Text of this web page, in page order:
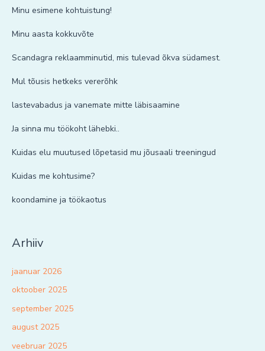
Minu esimene kohtuistung!
Minu aasta kokkuvõte
Scandagra reklaamminutid, mis tulevad õkva südamest.
Mul tõusis hetkeks vererõhk
lastevabadus ja vanemate mitte läbisaamine
Ja sinna mu töökoht lähebki..
Kuidas elu muutused lõpetasid mu jõusaali treeningud
Kuidas me kohtusime?
koondamine ja töökaotus
Arhiiv
jaanuar 2026
oktoober 2025
september 2025
august 2025
veebruar 2025